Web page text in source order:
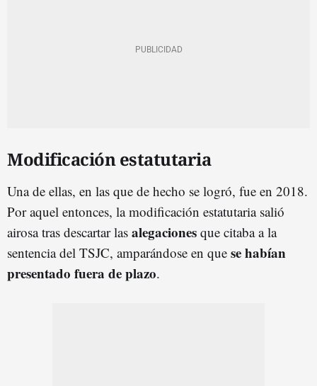
Modificación estatutaria
Una de ellas, en las que de hecho se logró, fue en 2018.
Por aquel entonces, la modificación estatutaria salió
airosa tras descartar las alegaciones que citaba a la
sentencia del TSJC, amparándose en que se habían
presentado fuera de plazo.